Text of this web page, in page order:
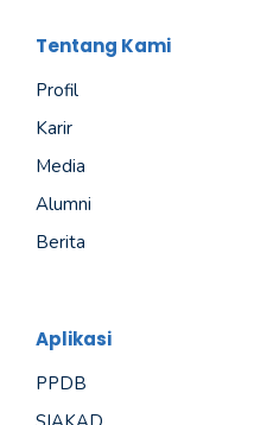
Tentang Kami
Profil
Karir
Media
Alumni
Berita
Aplikasi
PPDB